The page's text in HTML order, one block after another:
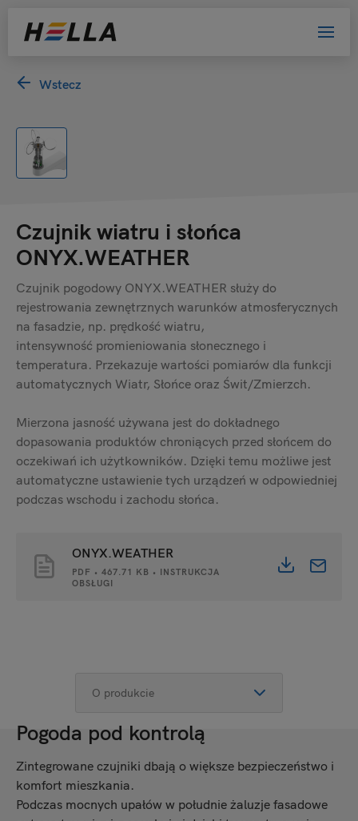
Wstecz
Czujnik wiatru i słońca
ONYX.WEATHER
Czujnik pogodowy ONYX.WEATHER służy do
rejestrowania zewnętrznych warunków atmosferycznych
na fasadzie, np. prędkość wiatru,
intensywność promieniowania słonecznego i
temperatura. Przekazuje wartości pomiarów dla funkcji
automatycznych Wiatr, Słońce oraz Świt/Zmierzch.
Mierzona jasność używana jest do dokładnego
dopasowania produktów chroniących przed słońcem do
oczekiwań ich użytkowników. Dzięki temu możliwe jest
automatyczne ustawienie tych urządzeń w odpowiedniej
podczas wschodu i zachodu słońca.
ONYX.WEATHER
PDF • 467.71 KB • INSTRUKCJA
OBSŁUGI
Pogoda pod kontrolą
Zintegrowane czujniki dbają o większe bezpieczeństwo i
komfort mieszkania.
Podczas mocnych upałów w południe żaluzje fasadowe